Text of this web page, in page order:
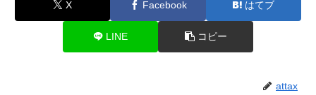
X Facebook はてブ
LINE コピー
attax